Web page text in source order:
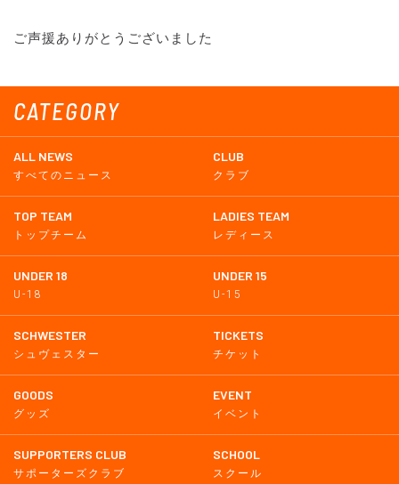
CATEGORY
ALL NEWS
すべてのニュース
CLUB
クラブ
TOP TEAM
トップチーム
LADIES TEAM
レディース
UNDER 18
U-18
UNDER 15
U-15
SCHWESTER
シュヴェスター
TICKETS
チケット
GOODS
グッズ
EVENT
イベント
SUPPORTERS CLUB
サポーターズクラブ
SCHOOL
スクール
ご声援ありがとうございました